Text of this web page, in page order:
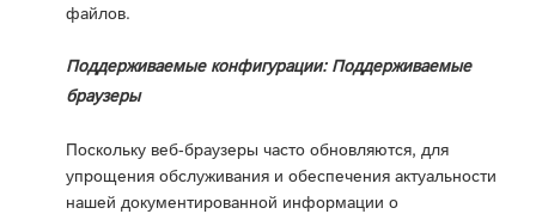
файлов.
Поддерживаемые конфигурации: Поддерживаемые
браузеры
Поскольку веб-браузеры часто обновляются, для
упрощения обслуживания и обеспечения актуальности
нашей документированной информации о